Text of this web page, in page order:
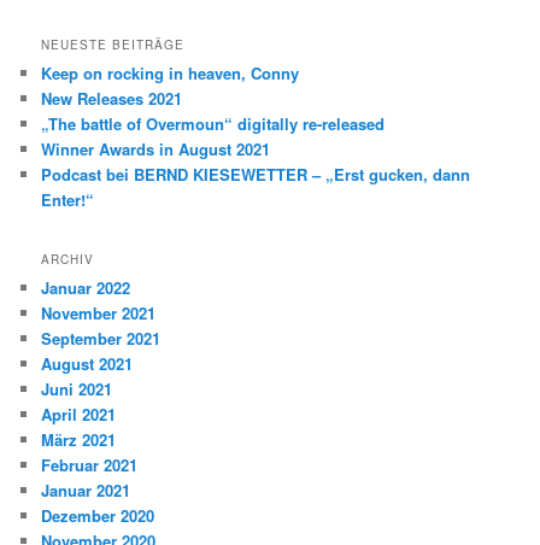
NEUESTE BEITRÄGE
Keep on rocking in heaven, Conny
New Releases 2021
„The battle of Overmoun“ digitally re-released
Winner Awards in August 2021
Podcast bei BERND KIESEWETTER – „Erst gucken, dann
Enter!“
ARCHIV
Januar 2022
November 2021
September 2021
August 2021
Juni 2021
April 2021
März 2021
Februar 2021
Januar 2021
Dezember 2020